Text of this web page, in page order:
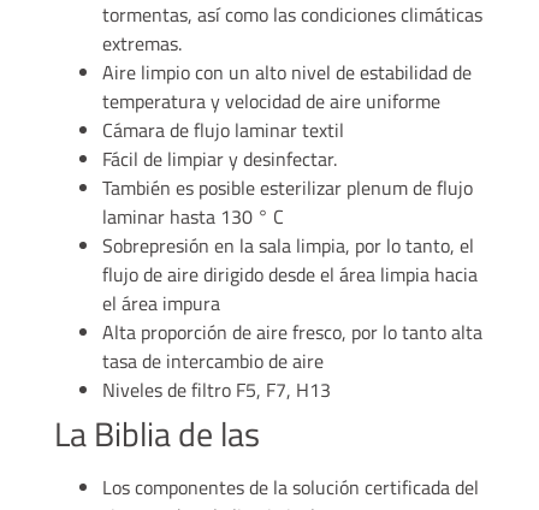
tormentas, así como las condiciones climáticas
extremas.
Aire limpio con un alto nivel de estabilidad de
temperatura y velocidad de aire uniforme
Cámara de flujo laminar textil
Fácil de limpiar y desinfectar.
También es posible esterilizar plenum de flujo
laminar hasta 130 ° C
Sobrepresión en la sala limpia, por lo tanto, el
flujo de aire dirigido desde el área limpia hacia
el área impura
Alta proporción de aire fresco, por lo tanto alta
tasa de intercambio de aire
Niveles de filtro F5, F7, H13
La Biblia de las
Los componentes de la solución certificada del